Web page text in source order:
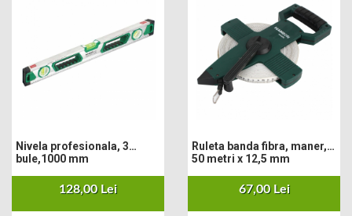
Freze de pamant
Grape
Articole Electrice
Prelungitoare
Sigurante electrice
Nivela profesionala, 3
bule,1000 mm
128,00 Lei
Ruleta banda fibra, maner,
50 metri x 12,5 mm
67,00 Lei